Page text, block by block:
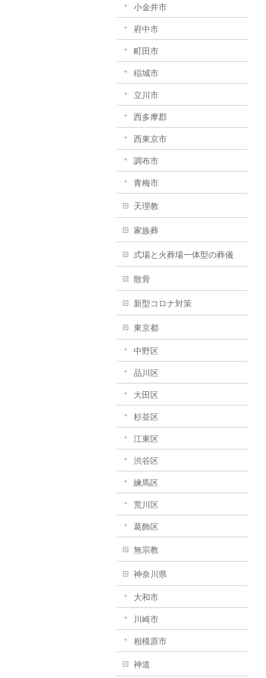
小金井市
府中市
町田市
稲城市
立川市
西多摩郡
西東京市
調布市
青梅市
天理教
家族葬
式場と火葬場一体型の葬儀
散骨
新型コロナ対策
東京都
中野区
品川区
大田区
杉並区
江東区
渋谷区
練馬区
荒川区
葛飾区
無宗教
神奈川県
大和市
川崎市
相模原市
神道